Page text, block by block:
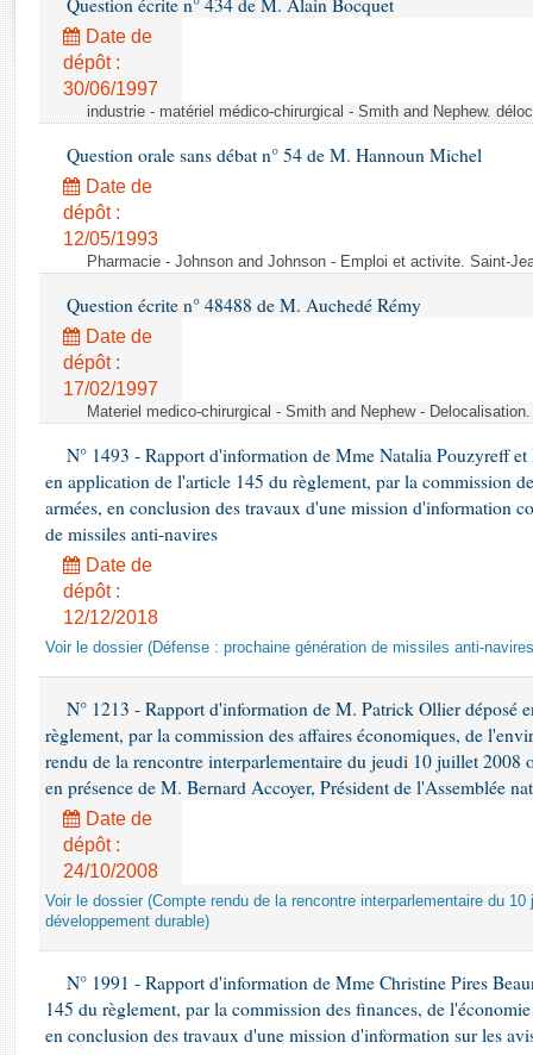
Rapports d'enquête
Rapports législatifs
Rapports sur l'application des lois
Baromètre de l’application des lois
Dossiers législatifs
Budget et sécurité sociale
Questions écrites et orales
Comptes rendus des débats
Question écrite n° 434 de M. Alain Bocquet
Date de
dépôt :
30/06/1997
industrie - matériel médico-chirurgical - Smith and Nephew.
Question orale sans débat n° 54 de M. Hannoun Michel
Date de
dépôt :
12/05/1993
Pharmacie - Johnson and Johnson - Emploi et activite. Saint-
Question écrite n° 48488 de M. Auchedé Rémy
Date de
dépôt :
17/02/1997
Materiel medico-chirurgical - Smith and Nephew -
N° 1493 - Rapport d'information de Mme Natalia Pouzyreff
en application de l'article 145 du règlement, par la commission
armées, en conclusion des travaux d'une mission d'information
de missiles anti-navires
Date de
dépôt :
12/12/2018
Voir le dossier (Défense : prochaine génération de missiles anti-
N° 1213 - Rapport d'information de M. Patrick Ollier déposé
règlement, par la commission des affaires économiques, de
rendu de la rencontre interparlementaire du jeudi 10 juillet 2008
en présence de M. Bernard Accoyer, Président de l'Assemblée
Date de
dépôt :
24/10/2008
Voir le dossier (Compte rendu de la rencontre interparlementaire du
développement durable)
N° 1991 - Rapport d'information de Mme Christine Pires
145 du règlement, par la commission des finances, de
en conclusion des travaux d'une mission d'information sur les